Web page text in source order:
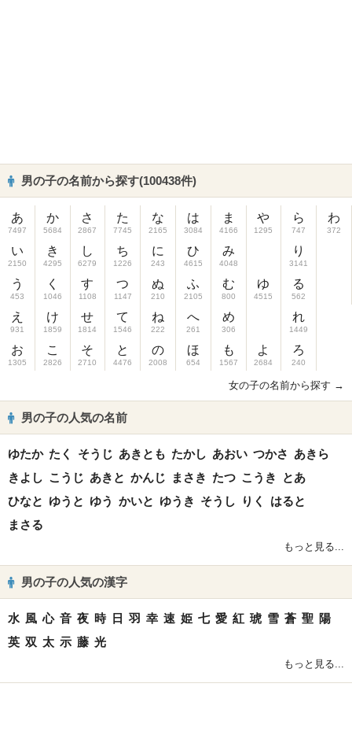
男の子の名前から探す(100438件)
あ
7497
い
2150
う
453
え
931
お
1305
か
5684
き
4295
く
1046
け
1859
こ
2826
さ
2867
し
6279
す
1108
せ
1814
そ
2710
た
7745
ち
1226
つ
1147
て
1546
と
4476
な
2165
に
243
ぬ
210
ね
222
の
2008
は
3084
ひ
4615
ふ
2105
へ
261
ほ
654
ま
4166
み
4048
む
800
め
306
も
1567
や
1295
ゆ
4515
よ
2684
ら
747
り
3141
る
562
れ
1449
ろ
240
わ
372
女の子の名前から探す →
男の子の人気の名前
ゆたか たく そうじ あきとも たかし あおい つかさ あきら
きよし こうじ あきと かんじ まさき たつ こうき
とあ
ひなと ゆうと ゆう かいと ゆうき そうし りく
はると
まさる
もっと見る...
男の子の人気の漢字
水 風 心 音 夜 時 日 羽 幸 速 姫 七 愛 紅 琥 雪 蒼 聖 陽
英 双 太 示 藤 光
もっと見る...